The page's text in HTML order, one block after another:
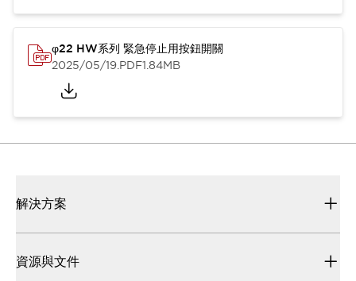
φ22 HW系列 緊急停止用按鈕開關
2025/05/19.PDF1.84MB
解決方案
資源與文件